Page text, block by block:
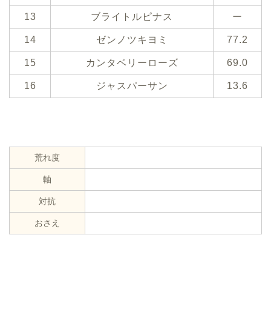
13 ブライトルピナス ー
14 ゼンノツキヨミ 77.2
15 カンタベリーローズ 69.0
16 ジャスパーサン 13.6
荒れ度
軸
対抗
おさえ